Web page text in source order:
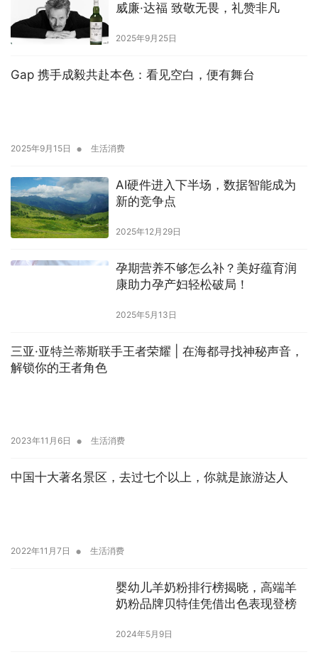
威廉·达福 致敬无畏，礼赞非凡
2025年9月25日
Gap 携手成毅共赴本色：看见空白，便有舞台
2025年9月15日 • 生活消费
AI硬件进入下半场，数据智能成为
新的竞争点
2025年12月29日
孕期营养不够怎么补？美好蕴育润
康助力孕产妇轻松破局！
2025年5月13日
三亚·亚特兰蒂斯联手王者荣耀 | 在海都寻找神秘声音，
解锁你的王者角色
2023年11月6日 • 生活消费
中国十大著名景区，去过七个以上，你就是旅游达人
2022年11月7日 • 生活消费
婴幼儿羊奶粉排行榜揭晓，高端羊
奶粉品牌贝特佳凭借出色表现登榜
2024年5月9日